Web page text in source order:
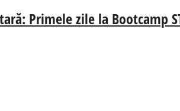
Primele zile la Bootcamp